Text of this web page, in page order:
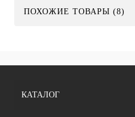
ПОХОЖИЕ ТОВАРЫ (8)
КАТАЛОГ